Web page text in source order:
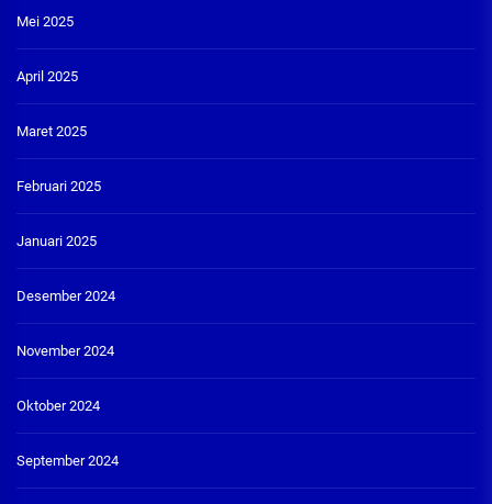
Mei 2025
April 2025
Maret 2025
Februari 2025
Januari 2025
Desember 2024
November 2024
Oktober 2024
September 2024